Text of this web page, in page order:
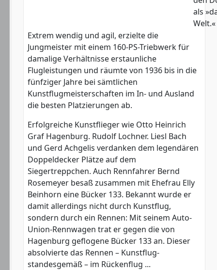
als
Welt.«
Extrem wendig und agil, erzielte die
Jungmeister mit einem 160-PS-Triebwerk für
damalige Verhältnisse erstaunliche
Flugleistungen und räumte von 1936 bis in die
fünfziger Jahre bei sämtlichen
Kunstflugmeisterschaften im In- und Ausland
die besten Platzierungen ab.
Erfolgreiche Kunstflieger wie Otto Heinrich
Graf Hagenburg. Rudolf Lochner. Liesl Bach
und Gerd Achgelis verdanken dem legendären
Doppeldecker Plätze auf dem
Siegertreppchen. Auch Rennfahrer Bernd
Rosemeyer besaß zusammen mit Ehefrau Elly
Beinhorn eine Bücker 133. Bekannt wurde er
damit allerdings nicht durch Kunstflug,
sondern durch ein Rennen: Mit seinem Auto-
Union-Rennwagen trat er gegen die von
Hagenburg geflogene Bücker 133 an. Dieser
absolvierte das Rennen – Kunstflug-
standesgemäß – im Rückenflug ...